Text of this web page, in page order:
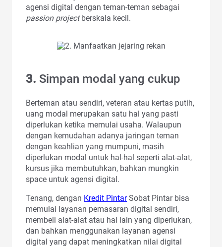
agensi digital dengan teman-teman sebagai
passion projectberskala kecil.
3. Simpan modal yang cukup
Berteman atau sendiri, veteran atau kertas putih,
uang modal merupakan satu hal yang pasti
diperlukan ketika memulai usaha. Walaupun
dengan kemudahan adanya jaringan teman
dengan keahlian yang mumpuni, masih
diperlukan modal untuk hal-hal seperti alat-alat,
kursus jika membutuhkan, bahkan mungkin
space untuk agensi digital.
Tenang, dengan Kredit PintarSobat Pintar bisa
memulai layanan pemasaran digital sendiri,
membeli alat-alat atau hal lain yang diperlukan,
dan bahkan menggunakan layanan agensi
digital yang dapat meningkatkan nilai digital